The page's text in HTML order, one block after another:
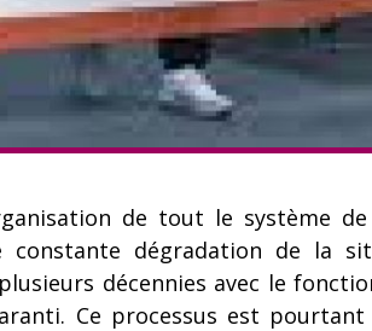
de tout le système
constante dégradation de la
décennies avec le
Ce processus est